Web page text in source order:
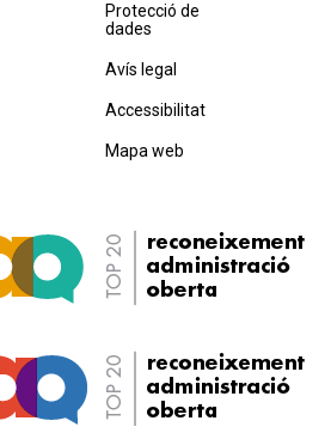
Protecció de
dades
Avís legal
Accessibilitat
Mapa web